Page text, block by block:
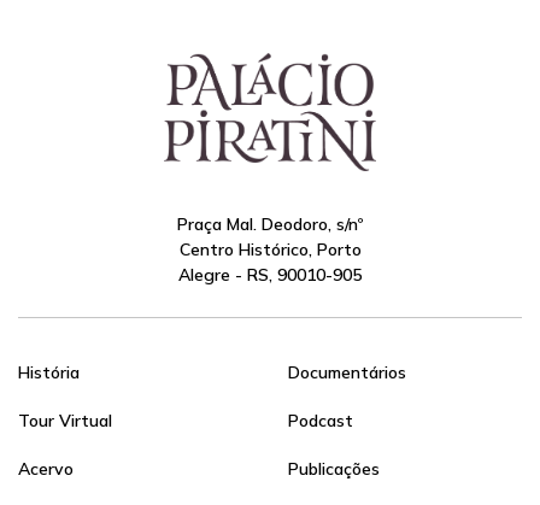
Praça Mal. Deodoro, s/nº
Centro Histórico, Porto
Alegre - RS, 90010-905
História
Tour Virtual
Acervo
Documentários
Podcast
Publicações